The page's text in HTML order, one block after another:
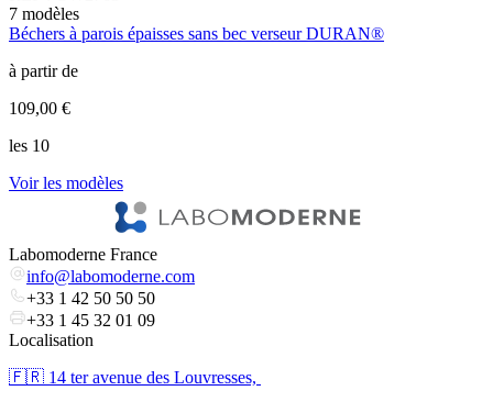
7 modèles
Béchers à parois épaisses sans bec verseur DURAN®
à partir de
109,00 €
les 10
Voir les modèles
Labomoderne France
info@labomoderne.com
+33 1 42 50 50 50
+33 1 45 32 01 09
Localisation
🇫🇷 ​14 ter avenue des Louvresses,